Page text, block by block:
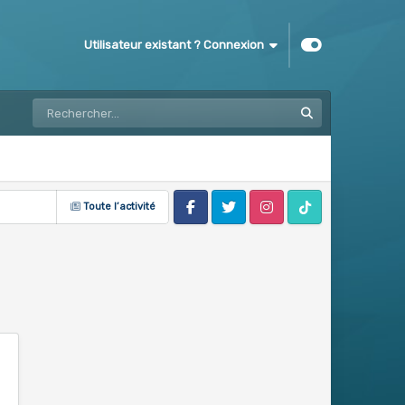
Utilisateur existant ? Connexion
Toute l’activité
FacebookTwitter InstagramTik Tok